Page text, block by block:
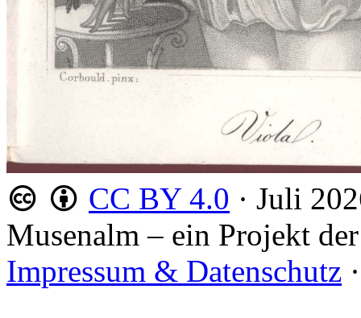
CC BY 4.0 · Juli
Musenalm – ein Projekt der
Impressum & Datenschutz ·